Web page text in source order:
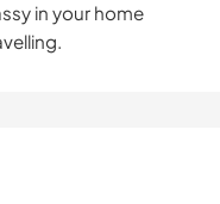
in your home